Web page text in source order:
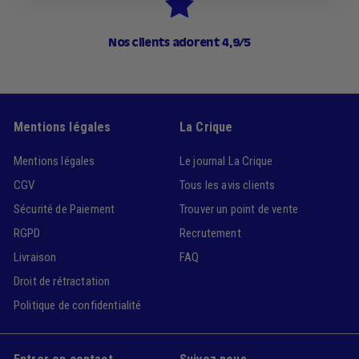
Nos clients adorent 4,9/5
Mentions légales
Mentions légales
CGV
Sécurité de Paiement
RGPD
Livraison
Droit de rétractation
Politique de confidentialité
La Crique
Le journal La Crique
Tous les avis clients
Trouver un point de vente
Recrutement
FAQ